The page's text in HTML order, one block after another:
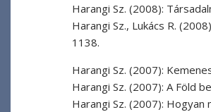
Harangi Sz. (2008):
Harangi Sz., Lukács R.
1138.
Harangi Sz. (2007):
Harangi Sz. (2007): A Föld
Harangi Sz. (2007):